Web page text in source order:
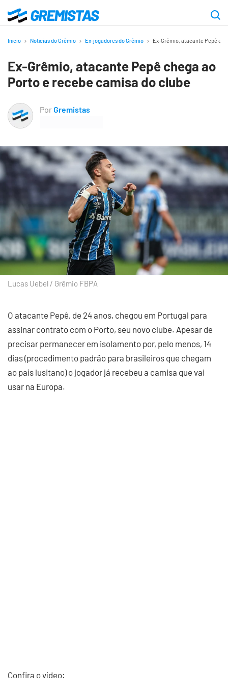
para
principal
Gremistas
Início Notícias do Grêmio Ex-jogadores do Grêmio Ex-Grêmio, atacante Pepê
Ex-Grêmio, atacante Pepê chega ao
Porto e recebe camisa do clube
PorGremistas
Lucas Uebel / Grêmio FBPA
O atacante Pepê, de 24 anos, chegou em Portugal para
assinar contrato com o Porto, seu novo clube. Apesar de
precisar permanecer em isolamento por, pelo menos, 14
dias (procedimento padrão para brasileiros que chegam
ao país lusitano) o jogador já recebeu a camisa que vai
usar na Europa.
Confira o vídeo: